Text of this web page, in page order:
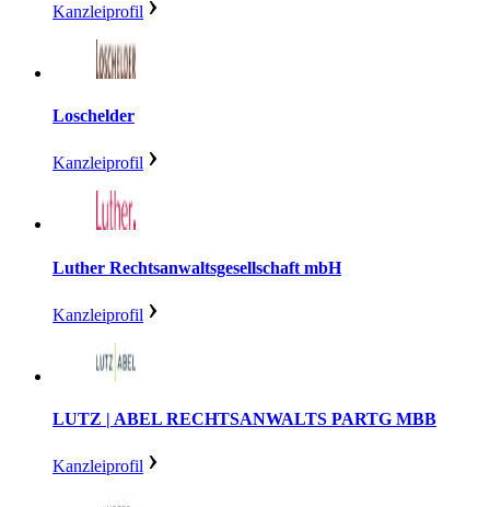
Kanzleiprofil
Loschelder
Kanzleiprofil
Luther Rechtsanwaltsgesellschaft mbH
Kanzleiprofil
LUTZ | ABEL RECHTSANWALTS PARTG MBB
Kanzleiprofil